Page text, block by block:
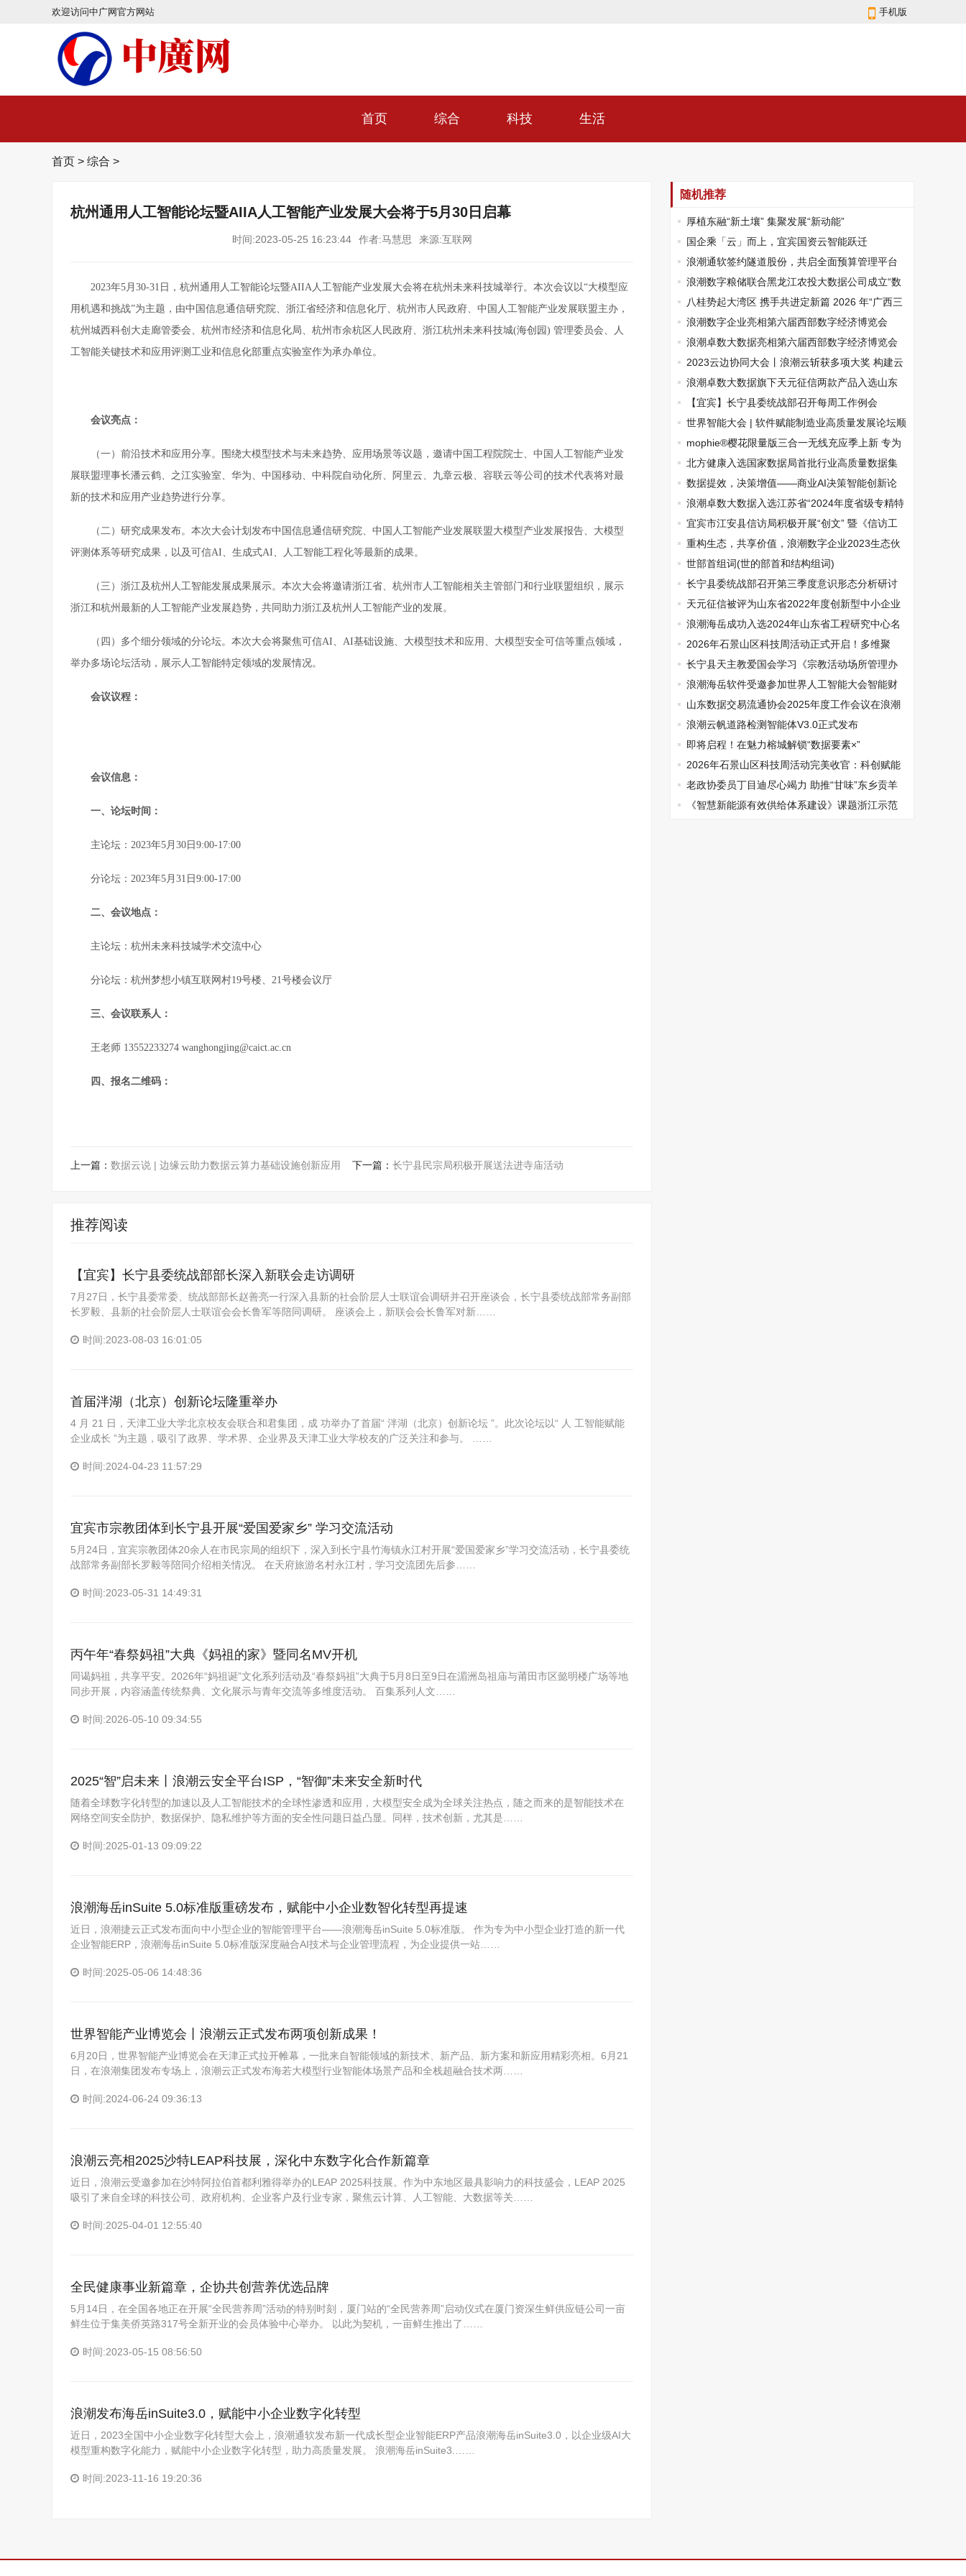
欢迎访问中广网官方网站 手机版
首页 综合 科技 生活
首页 > 综合 >
杭州通用人工智能论坛暨AIIA人工智能产业发展大会将于5月30日启幕
时间:2023-05-25 16:23:44 作者:马慧思 来源:互联网
2023年5月30-31日，杭州通用人工智能论坛暨AIIA人工智能产业发展大会将在杭州未来科技城举行。本次会议以“大模型应
用机遇和挑战”为主题，由中国信息通信研究院、浙江省经济和信息化厅、杭州市人民政府、中国人工智能产业发展联盟主办，
杭州城西科创大走廊管委会、杭州市经济和信息化局、杭州市余杭区人民政府、浙江杭州未来科技城(海创园) 管理委员会、人
工智能关键技术和应用评测工业和信息化部重点实验室作为承办单位。
会议亮点：
（一）前沿技术和应用分享。围绕大模型技术与未来趋势、应用场景等议题，邀请中国工程院院士、中国人工智能产业发
展联盟理事长潘云鹤、之江实验室、华为、中国移动、中科院自动化所、阿里云、九章云极、容联云等公司的技术代表将对最
新的技术和应用产业趋势进行分享。
（二）研究成果发布。本次大会计划发布中国信息通信研究院、中国人工智能产业发展联盟大模型产业发展报告、大模型
评测体系等研究成果，以及可信AI、生成式AI、人工智能工程化等最新的成果。
（三）浙江及杭州人工智能发展成果展示。本次大会将邀请浙江省、杭州市人工智能相关主管部门和行业联盟组织，展示
浙江和杭州最新的人工智能产业发展趋势，共同助力浙江及杭州人工智能产业的发展。
（四）多个细分领域的分论坛。本次大会将聚焦可信AI、AI基础设施、大模型技术和应用、大模型安全可信等重点领域，
举办多场论坛活动，展示人工智能特定领域的发展情况。
会议议程：
会议信息：
一、论坛时间：
主论坛：2023年5月30日9:00-17:00
分论坛：2023年5月31日9:00-17:00
二、会议地点：
主论坛：杭州未来科技城学术交流中心
分论坛：杭州梦想小镇互联网村19号楼、21号楼会议厅
三、会议联系人：
王老师 13552233274 wanghongjing@caict.ac.cn
四、报名二维码：
上一篇： 数据云说 | 边缘云助力数据云算力基础设施创新应用 下一篇： 长宁县民宗局积极开展送法进寺庙活动
推荐阅读
【宜宾】长宁县委统战部部长深入新联会走访调研
7月27日，长宁县委常委、统战部部长赵善亮一行深入县新的社会阶层人士联谊会调研并召开座谈会，长宁县委统战部常务副部
长罗毅、县新的社会阶层人士联谊会会长鲁军等陪同调研。 座谈会上，新联会会长鲁军对新……
时间:2023-08-03 16:01:05
首届泮湖（北京）创新论坛隆重举办
4 月 21 日，天津工业大学北京校友会联合和君集团，成 功举办了首届“ 泮湖（北京）创新论坛 ”。此次论坛以“ 人 工智能赋能
企业成长 ”为主题，吸引了政界、学术界、企业界及天津工业大学校友的广泛关注和参与。 ……
时间:2024-04-23 11:57:29
宜宾市宗教团体到长宁县开展“爱国爱家乡” 学习交流活动
5月24日，宜宾宗教团体20余人在市民宗局的组织下，深入到长宁县竹海镇永江村开展“爱国爱家乡”学习交流活动，长宁县委统
战部常务副部长罗毅等陪同介绍相关情况。 在天府旅游名村永江村，学习交流团先后参……
时间:2023-05-31 14:49:31
丙午年“春祭妈祖”大典《妈祖的家》暨同名MV开机
同谒妈祖，共享平安。2026年“妈祖诞”文化系列活动及“春祭妈祖”大典于5月8日至9日在湄洲岛祖庙与莆田市区懿明楼广场等地
同步开展，内容涵盖传统祭典、文化展示与青年交流等多维度活动。 百集系列人文……
时间:2026-05-10 09:34:55
2025“智”启未来丨浪潮云安全平台ISP，“智御”未来安全新时代
随着全球数字化转型的加速以及人工智能技术的全球性渗透和应用，大模型安全成为全球关注热点，随之而来的是智能技术在
网络空间安全防护、数据保护、隐私维护等方面的安全性问题日益凸显。同样，技术创新，尤其是……
时间:2025-01-13 09:09:22
浪潮海岳inSuite 5.0标准版重磅发布，赋能中小企业数智化转型再提速
近日，浪潮捷云正式发布面向中小型企业的智能管理平台——浪潮海岳inSuite 5.0标准版。 作为专为中小型企业打造的新一代
企业智能ERP，浪潮海岳inSuite 5.0标准版深度融合AI技术与企业管理流程，为企业提供一站……
时间:2025-05-06 14:48:36
世界智能产业博览会丨浪潮云正式发布两项创新成果！
6月20日，世界智能产业博览会在天津正式拉开帷幕，一批来自智能领域的新技术、新产品、新方案和新应用精彩亮相。6月21
日，在浪潮集团发布专场上，浪潮云正式发布海若大模型行业智能体场景产品和全栈超融合技术两……
时间:2024-06-24 09:36:13
浪潮云亮相2025沙特LEAP科技展，深化中东数字化合作新篇章
近日，浪潮云受邀参加在沙特阿拉伯首都利雅得举办的LEAP 2025科技展。作为中东地区最具影响力的科技盛会，LEAP 2025
吸引了来自全球的科技公司、政府机构、企业客户及行业专家，聚焦云计算、人工智能、大数据等关……
时间:2025-04-01 12:55:40
全民健康事业新篇章，企协共创营养优选品牌
5月14日，在全国各地正在开展“全民营养周”活动的特别时刻，厦门站的“全民营养周”启动仪式在厦门资深生鲜供应链公司一亩
鲜生位于集美侨英路317号全新开业的会员体验中心举办。 以此为契机，一亩鲜生推出了……
时间:2023-05-15 08:56:50
浪潮发布海岳inSuite3.0，赋能中小企业数字化转型
近日，2023全国中小企业数字化转型大会上，浪潮通软发布新一代成长型企业智能ERP产品浪潮海岳inSuite3.0，以企业级AI大
模型重构数字化能力，赋能中小企业数字化转型，助力高质量发展。 浪潮海岳inSuite3.……
时间:2023-11-16 19:20:36
随机推荐
厚植东融“新土壤” 集聚发展“新动能”
国企乘「云」而上，宜宾国资云智能跃迁
浪潮通软签约隧道股份，共启全面预算管理平台
数智升级
浪潮数字粮储联合黑龙江农投大数据公司成立“数
字农粮联合创新实验室”
八桂势起大湾区 携手共进定新篇 2026 年“广西三
月三·湾区嘉年华” 珠海站启幕
浪潮数字企业亮相第六届西部数字经济博览会
浪潮卓数大数据亮相第六届西部数字经济博览会
2023云边协同大会丨浪潮云斩获多项大奖 构建云
边一体算力服务能力
浪潮卓数大数据旗下天元征信两款产品入选山东
省首版次高端软件名录
【宜宾】长宁县委统战部召开每周工作例会
世界智能大会 | 软件赋能制造业高质量发展论坛顺
利举办
mophie®樱花限量版三合一无线充应季上新 专为
苹果设计多功能时尚便携
北方健康入选国家数据局首批行业高质量数据集
建设先行先试
数据提效，决策增值——商业AI决策智能创新论
坛成功举办
浪潮卓数大数据入选江苏省“2024年度省级专精特
新中小企业”
宜宾市江安县信访局积极开展“创文” 暨《信访工
作条例》入户宣传活动
重构生态，共享价值，浪潮数字企业2023生态伙
伴大会召开
世部首组词(世的部首和结构组词)
长宁县委统战部召开第三季度意识形态分析研讨
会天元征信被评为山东省2022年度创新型中小企业
浪潮海岳成功入选2024年山东省工程研究中心名
单2026年石景山区科技周活动正式开启！多维聚
力，点燃全民科技探索热潮
长宁县天主教爱国会学习《宗教活动场所管理办
法》浪潮海岳软件受邀参加世界人工智能大会智能财
务论坛
山东数据交易流通协会2025年度工作会议在浪潮
召开浪潮云帆道路检测智能体V3.0正式发布
即将启程！在魅力榕城解锁“数据要素×”
2026年石景山区科技周活动完美收官：科创赋能
惠民 点亮全民科学探索之光
老政协委员丁目迪尽心竭力 助推“甘味”东乡贡羊
进京出海
《智慧新能源有效供给体系建设》课题浙江示范